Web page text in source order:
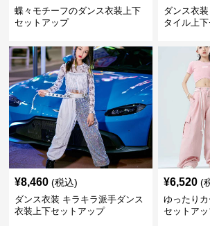
蝶々モチーフのダンス衣装上下
セットアップ
ダンス衣
タイル上
¥8,460 (税込)
ダンス衣装 キラキラ派手ダンス
衣装上下セットアップ
¥6,520 (
ゆったり
セットア